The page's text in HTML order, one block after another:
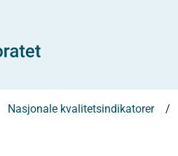
Nasjonale kvalitetsindikatorer